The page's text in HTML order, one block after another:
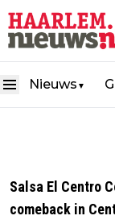
Nieuws ▼
Salsa El Centro
comeback in